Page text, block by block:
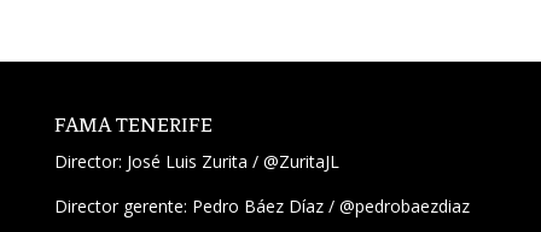
FAMA TENERIFE
Director: José Luis Zurita / @ZuritaJL
Director gerente: Pedro Báez Díaz / @pedrobaezdiaz